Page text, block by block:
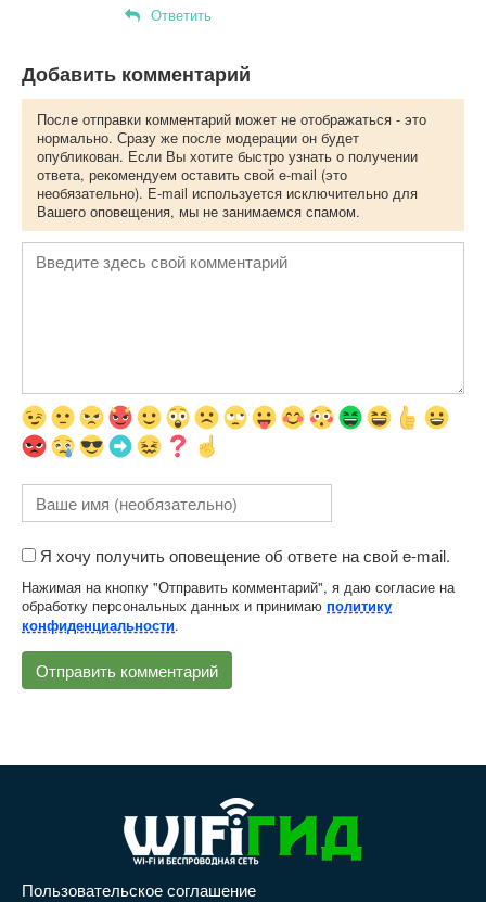
Ответить
Добавить комментарий
После отправки комментарий может не отображаться - это
нормально. Сразу же после модерации он будет
опубликован. Если Вы хотите быстро узнать о получении
ответа, рекомендуем оставить свой e-mail (это
необязательно). E-mail используется исключительно для
Вашего оповещения, мы не занимаемся спамом.
Я хочу получить оповещение об ответе на свой e-mail.
Нажимая на кнопку "Отправить комментарий", я даю согласие на
обработку персональных данных и принимаю политику
конфиденциальности.
Пользовательское соглашение